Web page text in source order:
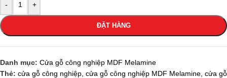
- +
ĐẶT HÀNG
Danh mục: Cửa gỗ công nghiệp MDF Melamine
Thẻ: cửa gỗ công nghiệp cửa gỗ công nghiệp MDF Melamine cửa gỗ